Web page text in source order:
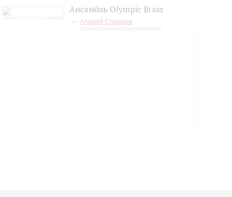
Ансамбль Olympic Brass
Алексей Степанов
художественный руководитель